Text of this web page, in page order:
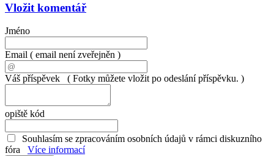
Vložit komentář
Jméno
Email ( email není zveřejněn )
Váš příspěvek ( Fotky můžete vložit po odeslání příspěvku. )
opiště kód
Souhlasím se zpracováním osobních údajů v rámci diskuzního
fóra
Více informací